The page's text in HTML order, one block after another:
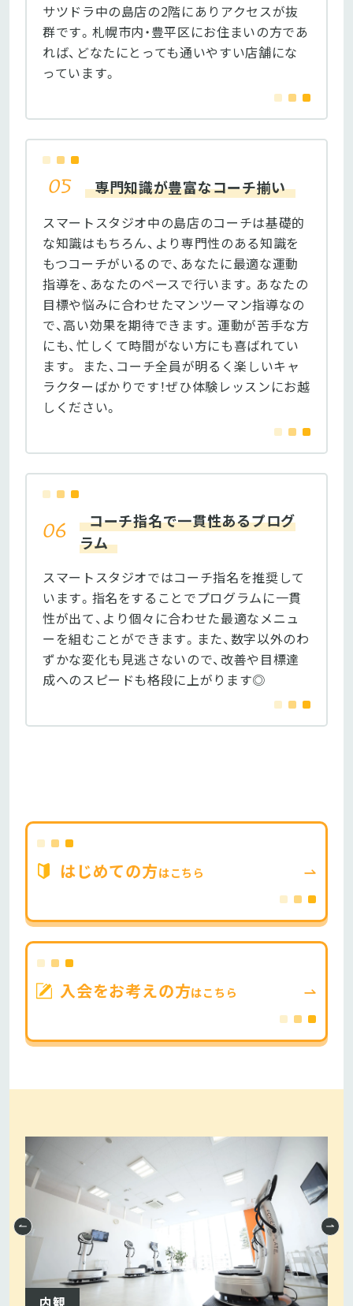
サツドラ中の島店の2階にありアクセスが抜
群です。札幌市内・豊平区にお住まいの方であ
れば、どなたにとっても通いやすい店舗にな
っています。
専門知識が豊富なコーチ揃い
スマートスタジオ中の島店のコーチは基礎的
な知識はもちろん、より専門性のある知識を
もつコーチがいるので、あなたに最適な運動
指導を、あなたのペースで行います。あなたの
目標や悩みに合わせたマンツーマン指導なの
で、高い効果を期待できます。運動が苦手な方
にも、忙しくて時間がない方にも喜ばれてい
ます。 また、コーチ全員が明るく楽しいキャ
ラクターばかりです！ぜひ体験レッスンにお越
しください。
コーチ指名で一貫性あるプログ
ラム
スマートスタジオではコーチ指名を推奨して
います。指名をすることでプログラムに一貫
性が出て、より個々に合わせた最適なメニュ
ーを組むことができます。また、数字以外のわ
ずかな変化も見逃さないので、改善や目標達
成へのスピードも格段に上がります◎
はじめての方はこちら
入会をお考えの方はこちら
内観